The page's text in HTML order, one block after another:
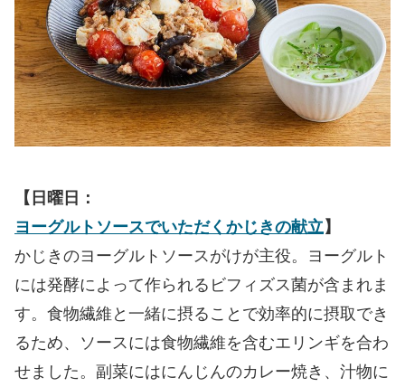
【日曜日：
ヨーグルトソースでいただくかじきの献立】
かじきのヨーグルトソースがけが主役。ヨーグルト
には発酵によって作られるビフィズス菌が含まれま
す。食物繊維と一緒に摂ることで効率的に摂取でき
るため、ソースには食物繊維を含むエリンギを合わ
せました。副菜にはにんじんのカレー焼き、汁物に